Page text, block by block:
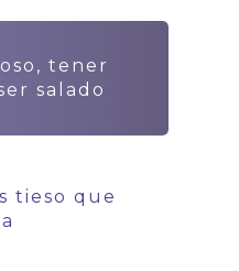
tener
salado
tieso que